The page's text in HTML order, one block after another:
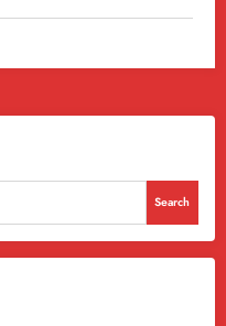
Search